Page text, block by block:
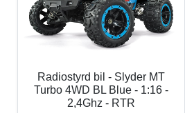
Radiostyrd bil - Slyder MT
Turbo 4WD BL Blue - 1:16 -
2,4Ghz - RTR